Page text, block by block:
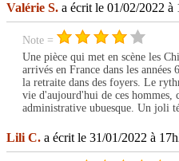
Valérie S. a écrit le 01/02/2022 à
Note =
Une pièce qui met en scène les
arrivés en France dans les
la retraite dans des foyers. Le
vie d'aujourd'hui de ces hommes,
administrative ubuesque. Un joli
Lili C. a écrit le 31/01/2022 à